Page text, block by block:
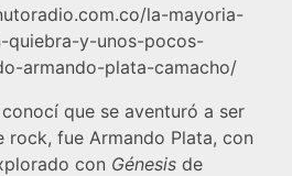
la-mayoria-
quiebra-y-unos-pocos-
armando-plata-camacho/
que se aventuró a ser
rock, fue Armando Plata, con
con Génesis de